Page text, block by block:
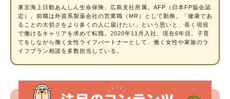
東京海上日動あんしん生命保険、広島支社所属。AFP（日本FP協会認
定）。前職は外資系製薬会社の営業職（MR）として勤務。「健康であ
ることの大切さをより多くの人に届けたい」という思いと、長く現役
で働けるキャリアを求めて転職。2020年11月入社、現在6年目。子育
てをしながら働く女性ライフパートナーとして、働く女性や家族のラ
イフプラン相談を多数担当している。